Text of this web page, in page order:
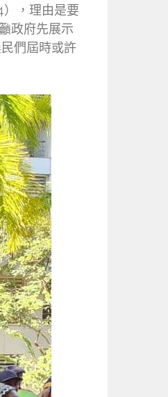
，理由是要
政府先展示
們屆時或許